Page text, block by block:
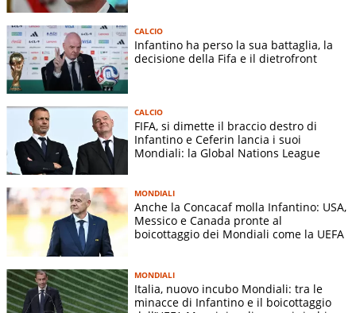
CALCIO
Infantino ha perso la sua battaglia, la
decisione della Fifa e il dietrofront
CALCIO
FIFA, si dimette il braccio destro di
Infantino e Ceferin lancia i suoi
Mondiali: la Global Nations League
MONDIALI
Anche la Concacaf molla Infantino: USA,
Messico e Canada pronte al
boicottaggio dei Mondiali come la UEFA
MONDIALI
Italia, nuovo incubo Mondiali: tra le
minacce di Infantino e il boicottaggio